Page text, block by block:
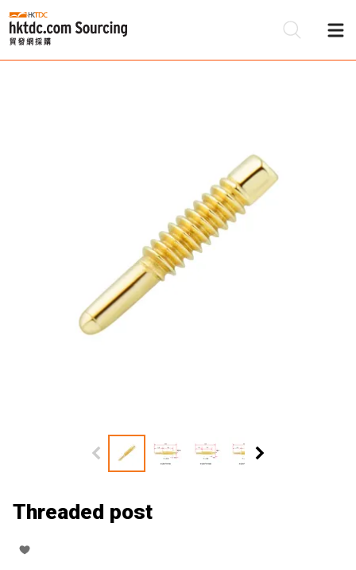
Threaded post